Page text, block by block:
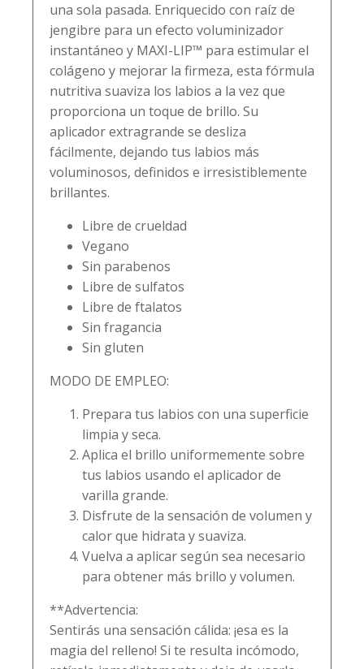
una sola pasada. Enriquecido con raíz de
jengibre para un efecto voluminizador
instantáneo y MAXI-LIP™ para estimular el
colágeno y mejorar la firmeza, esta fórmula
nutritiva suaviza los labios a la vez que
proporciona un toque de brillo. Su
aplicador extragrande se desliza
fácilmente, dejando tus labios más
voluminosos, definidos e irresistiblemente
brillantes.
Libre de crueldad
Vegano
Sin parabenos
Libre de sulfatos
Libre de ftalatos
Sin fragancia
Sin gluten
MODO DE EMPLEO:
Prepara tus labios con una superficie
limpia y seca.
Aplica el brillo uniformemente sobre
tus labios usando el aplicador de
varilla grande.
Disfrute de la sensación de volumen y
calor que hidrata y suaviza.
Vuelva a aplicar según sea necesario
para obtener más brillo y volumen.
**Advertencia:
Sentirás una sensación cálida: ¡esa es la
magia del relleno! Si te resulta incómodo,